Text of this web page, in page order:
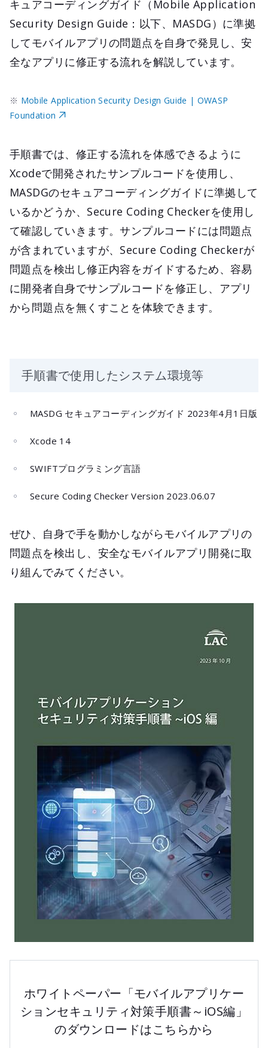
キュアコーディングガイド（Mobile Application
Security Design Guide：以下、MASDG）に準拠
してモバイルアプリの問題点を自身で発見し、安
全なアプリに修正する流れを解説しています。
※ Mobile Application Security Design Guide | OWASP
Foundation
手順書では、修正する流れを体感できるように
Xcodeで開発されたサンプルコードを使用し、
MASDGのセキュアコーディングガイドに準拠して
いるかどうか、Secure Coding Checkerを使用し
て確認していきます。サンプルコードには問題点
が含まれていますが、Secure Coding Checkerが
問題点を検出し修正内容をガイドするため、容易
に開発者自身でサンプルコードを修正し、アプリ
から問題点を無くすことを体験できます。
手順書で使用したシステム環境等
MASDG セキュアコーディングガイド 2023年4月1日版
Xcode 14
SWIFTプログラミング言語
Secure Coding Checker Version 2023.06.07
ぜひ、自身で手を動かしながらモバイルアプリの
問題点を検出し、安全なモバイルアプリ開発に取
り組んでみてください。
ホワイトペーパー 「モバイルアプリケー
ションセキュリティ対策手順書～iOS編」
のダウンロードはこちらから